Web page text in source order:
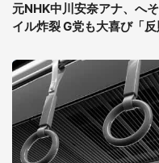
元NHK中川安奈アナ、へ
イル炸裂 G党も大喜び「反